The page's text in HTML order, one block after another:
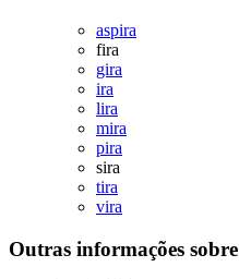
aspira
fira
gira
ira
lira
mira
pira
sira
tira
vira
Outras informações sobre